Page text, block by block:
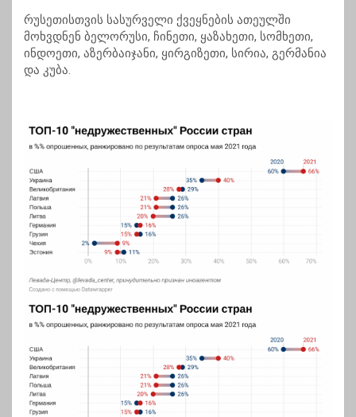
რუსეთისთვის სასურველი ქვეყნების ათეულში
მოხვდნენ ბელორუსი, ჩინეთი, ყაზახეთი, სომხეთი,
ინდოეთი, აზერბაიჯანი, ყირგიზეთი, სირია, გერმანია
და კუბა.